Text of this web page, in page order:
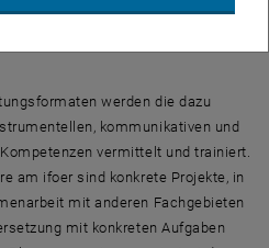
und zur Gestaltung räumlicher
werden die dazu
kommunikativen und
vermittelt und trainiert.
am ifoer sind konkrete Projekte, in
mit anderen Fachgebieten
mit konkreten Aufgaben